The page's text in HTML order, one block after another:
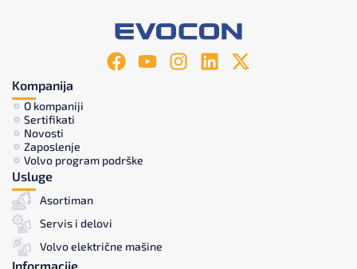
Kompanija
O kompaniji
Sertifikati
Novosti
Zaposlenje
Volvo program podrške
Usluge
Asortiman
Servis i delovi
Volvo električne mašine
Informacije